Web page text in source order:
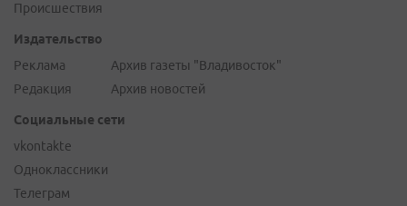
Происшествия
Издательство
Реклама
Редакция
Архив газеты "Владивосток"
Архив новостей
Социальные сети
vkontakte
Одноклассники
Телеграм